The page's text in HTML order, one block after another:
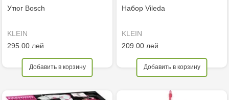
Утюг Bosch
KLEIN
295.00 лей
Добавить в корзину
Набор Vileda
KLEIN
209.00 лей
Добавить в корзину